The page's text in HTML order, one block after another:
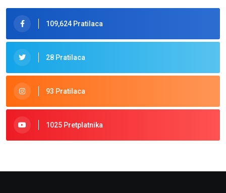
109,624 Pratilaca
28 Pratilaca
93 Pratilaca
1025 Pretplatnika